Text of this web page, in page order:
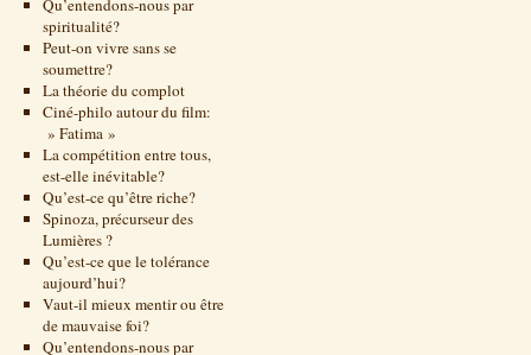
Qu’entendons-nous par
spiritualité?
Peut-on vivre sans se
soumettre?
La théorie du complot
Ciné-philo autour du film:
» Fatima »
La compétition entre tous,
est-elle inévitable?
Qu’est-ce qu’être riche?
Spinoza, précurseur des
Lumières ?
Qu’est-ce que le tolérance
aujourd’hui?
Vaut-il mieux mentir ou être
de mauvaise foi?
Qu’entendons-nous par